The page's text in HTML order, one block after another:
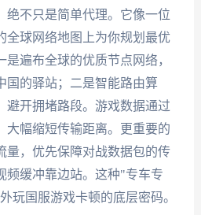
绝不只是简单代理。它像一位
全球网络地图上为你规划最优
遍布全球的优质节点网络，
国的驿站；二是智能路由算
避开拥堵路段。游戏数据通过
大幅缩短传输距离。更重要的
量，优先保障对战数据包的传
频缓冲靠边站。这种"专车专
玩国服游戏卡顿的底层密码。